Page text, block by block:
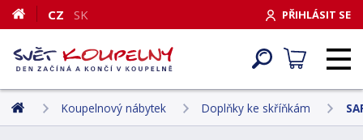
PŘIHLÁSIT SE
CZ SK
Koupelnový nábytek Doplňky ke skříňkám